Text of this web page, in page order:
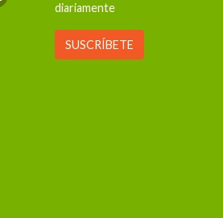
diariamente
SUSCRÍBETE